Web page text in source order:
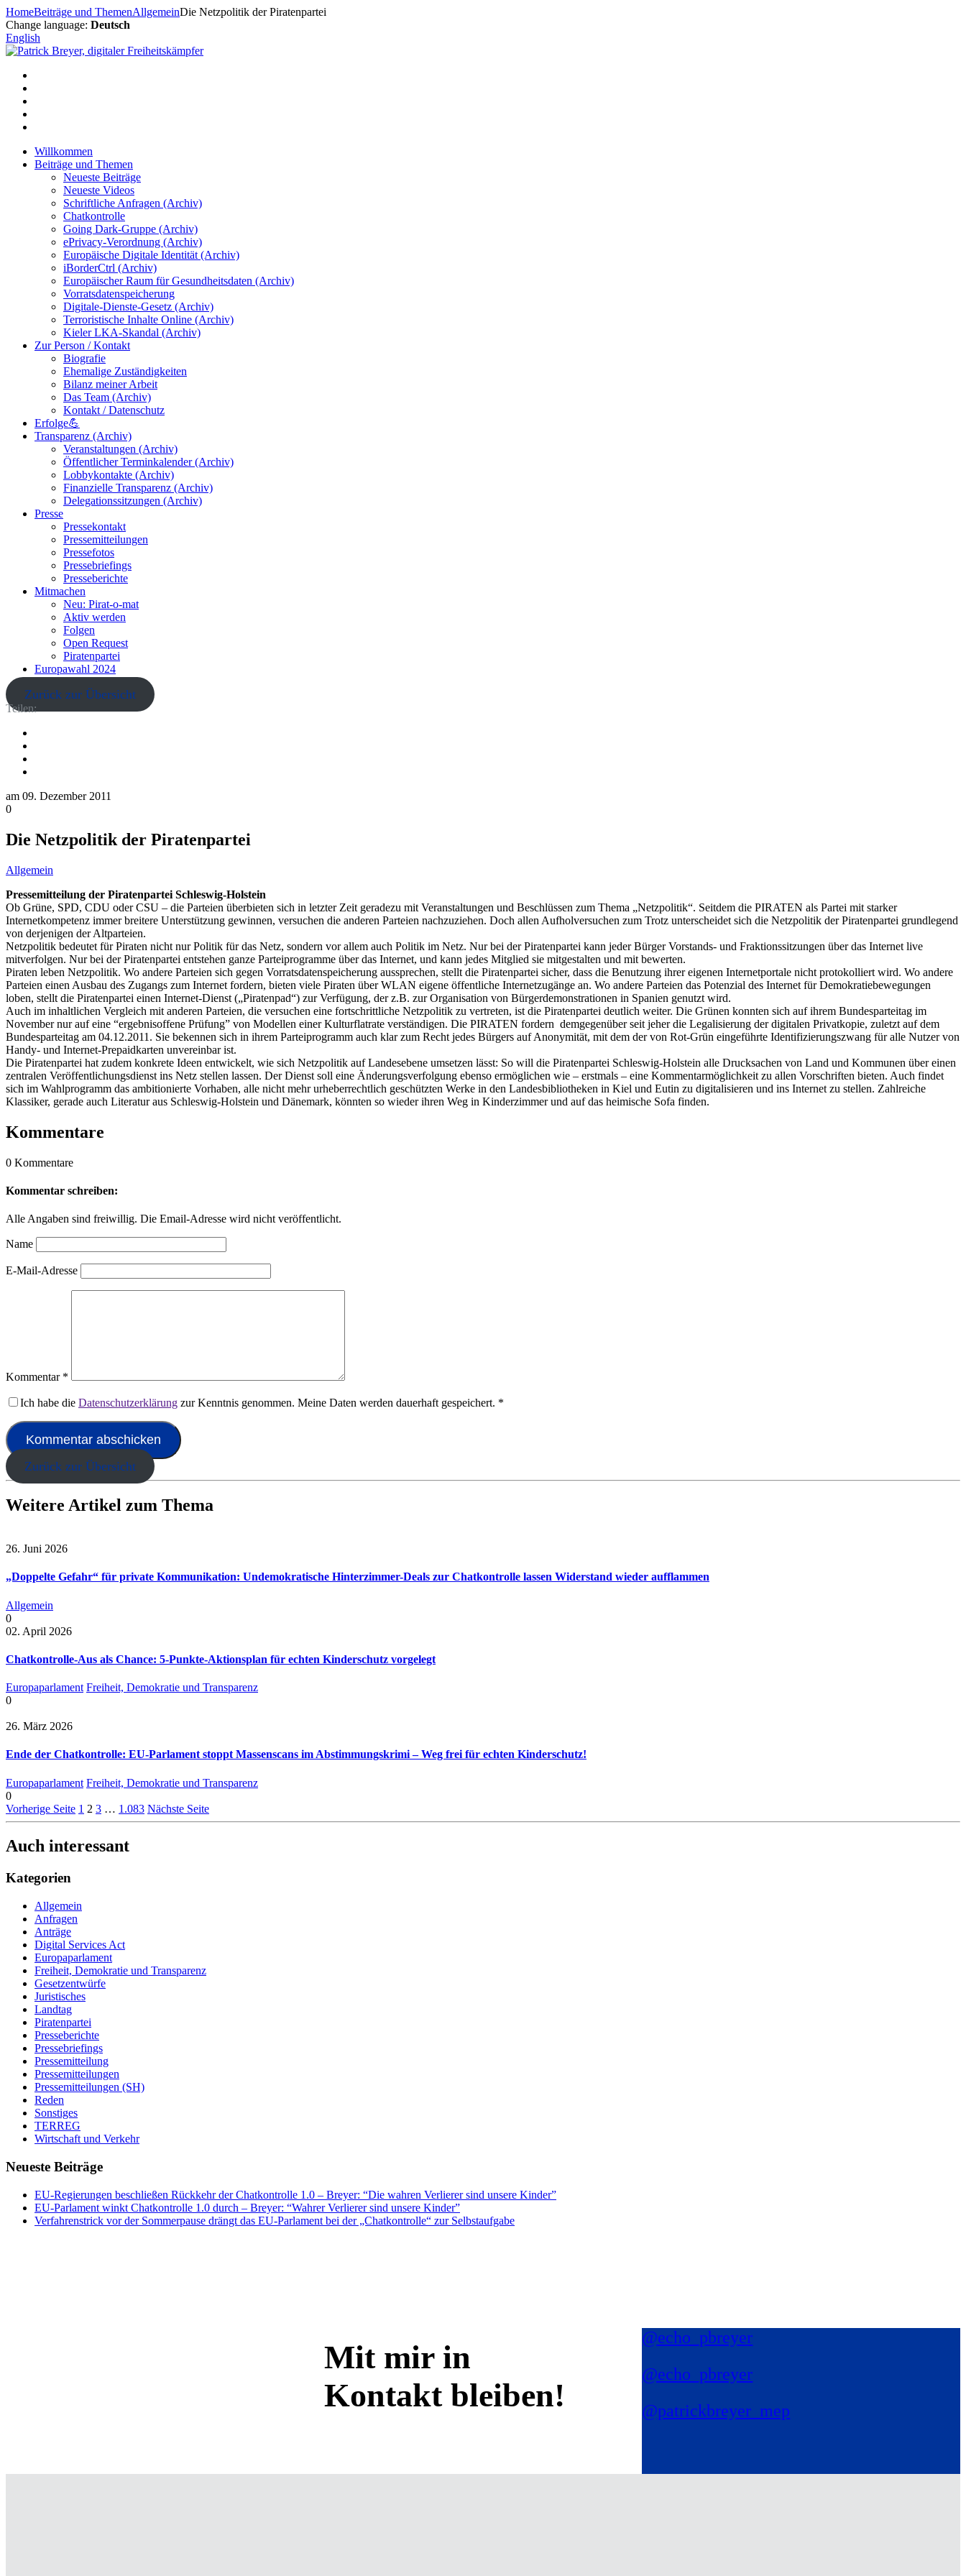
Zum
Inhalt
springen
HomeBeiträge und ThemenAllgemeinDie Netzpolitik der Piratenpartei
Change language: Deutsch
English
Willkommen
Beiträge und Themen
Neueste Beiträge
Neueste Videos
Schriftliche Anfragen (Archiv)
Chatkontrolle
Going Dark-Gruppe (Archiv)
ePrivacy-Verordnung (Archiv)
Europäische Digitale Identität (Archiv)
iBorderCtrl (Archiv)
Europäischer Raum für Gesundheitsdaten (Archiv)
Vorratsdatenspeicherung
Digitale-Dienste-Gesetz (Archiv)
Terroristische Inhalte Online (Archiv)
Kieler LKA-Skandal (Archiv)
Zur Person / Kontakt
Biografie
Ehemalige Zuständigkeiten
Bilanz meiner Arbeit
Das Team (Archiv)
Kontakt / Datenschutz
Erfolge💪
Transparenz (Archiv)
Veranstaltungen (Archiv)
Öffentlicher Terminkalender (Archiv)
Lobbykontakte (Archiv)
Finanzielle Transparenz (Archiv)
Delegationssitzungen (Archiv)
Presse
Pressekontakt
Pressemitteilungen
Pressefotos
Pressebriefings
Presseberichte
Mitmachen
Neu: Pirat-o-mat
Aktiv werden
Folgen
Open Request
Piratenpartei
Europawahl 2024
Zurück zur Übersicht
Teilen:
am 09. Dezember 2011
0
Die Netzpolitik der Piratenpartei
Allgemein
Pressemitteilung der Piratenpartei Schleswig-Holstein
Ob Grüne, SPD, CDU oder CSU – die Parteien überbieten sich in letzter Zeit geradezu mit Veranstaltungen und Beschlüssen zum Thema „Netzpolitik“. Seitdem die PIRATEN als Partei mit starker
Internetkompetenz immer breitere Unterstützung gewinnen, versuchen die anderen Parteien nachzuziehen. Doch allen Aufholversuchen zum Trotz unterscheidet sich die Netzpolitik der Piratenpartei grundlegend
von derjenigen der Altparteien.
Netzpolitik bedeutet für Piraten nicht nur Politik für das Netz, sondern vor allem auch Politik im Netz. Nur bei der Piratenpartei kann jeder Bürger Vorstands- und Fraktionssitzungen über das Internet live
mitverfolgen. Nur bei der Piratenpartei entstehen ganze Parteiprogramme über das Internet, und kann jedes Mitglied sie mitgestalten und mit bewerten.
Piraten leben Netzpolitik. Wo andere Parteien sich gegen Vorratsdatenspeicherung aussprechen, stellt die Piratenpartei sicher, dass die Benutzung ihrer eigenen Internetportale nicht protokolliert wird. Wo andere
Parteien einen Ausbau des Zugangs zum Internet fordern, bieten viele Piraten über WLAN eigene öffentliche Internetzugänge an. Wo andere Parteien das Potenzial des Internet für Demokratiebewegungen
loben, stellt die Piratenpartei einen Internet-Dienst („Piratenpad“) zur Verfügung, der z.B. zur Organisation von Bürgerdemonstrationen in Spanien genutzt wird.
Auch im inhaltlichen Vergleich mit anderen Parteien, die versuchen eine fortschrittliche Netzpolitik zu vertreten, ist die Piratenpartei deutlich weiter. Die Grünen konnten sich auf ihrem Bundesparteitag im
November nur auf eine “ergebnisoffene Prüfung” von Modellen einer Kulturflatrate verständigen. Die PIRATEN fordern demgegenüber seit jeher die Legalisierung der digitalen Privatkopie, zuletzt auf dem
Bundesparteitag am 04.12.2011. Sie bekennen sich in ihrem Parteiprogramm auch klar zum Recht jedes Bürgers auf Anonymität, mit dem der von Rot-Grün eingeführte Identifizierungszwang für alle Nutzer von
Handy- und Internet-Prepaidkarten unvereinbar ist.
Die Piratenpartei hat zudem konkrete Ideen entwickelt, wie sich Netzpolitik auf Landesebene umsetzen lässt: So will die Piratenpartei Schleswig-Holstein alle Drucksachen von Land und Kommunen über einen
zentralen Veröffentlichungsdienst ins Netz stellen lassen. Der Dienst soll eine Änderungsverfolgung ebenso ermöglichen wie – erstmals – eine Kommentarmöglichkeit zu allen Vorschriften bieten. Auch findet
sich im Wahlprogramm das ambitionierte Vorhaben, alle nicht mehr urheberrechtlich geschützten Werke in den Landesbibliotheken in Kiel und Eutin zu digitalisieren und ins Internet zu stellen. Zahlreiche
Klassiker, gerade auch Literatur aus Schleswig-Holstein und Dänemark, könnten so wieder ihren Weg in Kinderzimmer und auf das heimische Sofa finden.
Kommentare
0 Kommentare
Kommentar schreiben:
Alle Angaben sind freiwillig. Die Email-Adresse wird nicht veröffentlicht.
Name
E-Mail-Adresse
Kommentar *
Ich habe die Datenschutzerklärung zur Kenntnis genommen. Meine Daten werden dauerhaft gespeichert. *
Zurück zur Übersicht
Weitere Artikel zum Thema
26. Juni 2026
„Doppelte Gefahr“ für private Kommunikation: Undemokratische Hinterzimmer-Deals zur Chatkontrolle lassen Widerstand wieder aufflammen
Allgemein
0
02. April 2026
Chatkontrolle-Aus als Chance: 5-Punkte-Aktionsplan für echten Kinderschutz vorgelegt
Europaparlament Freiheit, Demokratie und Transparenz
0
26. März 2026
Ende der Chatkontrolle: EU-Parlament stoppt Massenscans im Abstimmungskrimi – Weg frei für echten Kinderschutz!
Europaparlament Freiheit, Demokratie und Transparenz
0
Vorherige Seite 1 2 3 … 1.083 Nächste Seite
Auch interessant
Kategorien
Allgemein
Anfragen
Anträge
Digital Services Act
Europaparlament
Freiheit, Demokratie und Transparenz
Gesetzentwürfe
Juristisches
Landtag
Piratenpartei
Presseberichte
Pressebriefings
Pressemitteilung
Pressemitteilungen
Pressemitteilungen (SH)
Reden
Sonstiges
TERREG
Wirtschaft und Verkehr
Neueste Beiträge
EU-Regierungen beschließen Rückkehr der Chatkontrolle 1.0 – Breyer: “Die wahren Verlierer sind unsere Kinder”
EU-Parlament winkt Chatkontrolle 1.0 durch – Breyer: “Wahrer Verlierer sind unsere Kinder”
Verfahrenstrick vor der Sommerpause drängt das EU-Parlament bei der „Chatkontrolle“ zur Selbstaufgabe
Mit mir in
Kontakt bleiben!
@echo_pbreyer
@echo_pbreyer
@patrickbreyer_mep